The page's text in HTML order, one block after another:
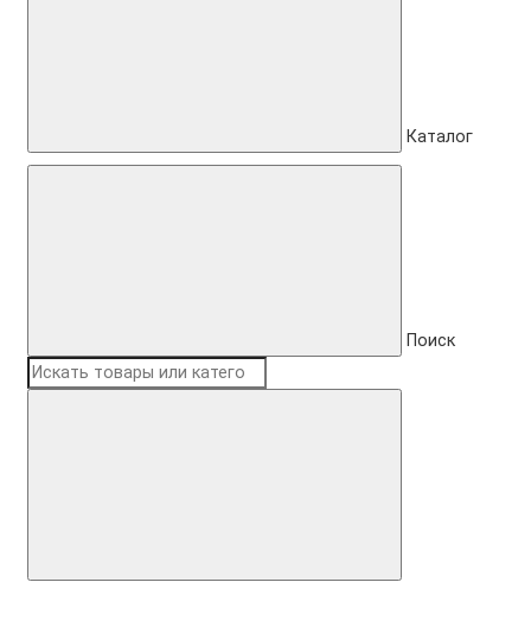
Каталог
Поиск